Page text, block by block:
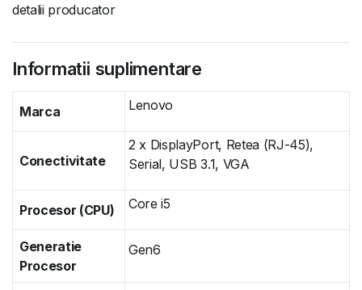
detalii producator
Informatii suplimentare
Marca Lenovo
Conectivitate
2 x DisplayPort, Retea (RJ-45),
Serial, USB 3.1, VGA
Procesor (CPU) Core i5
Generatie
Procesor
Gen6